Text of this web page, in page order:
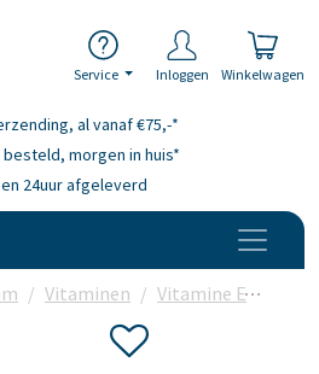
Service Inloggen Winkelwagen
al vanaf €75,-*
besteld, morgen in huis*
24uur afgeleverd
Vitaminen Vitamine E